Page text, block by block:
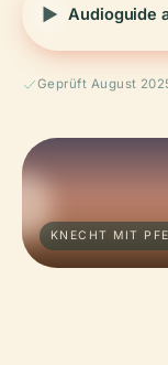
Audioguide
Geprüft August
KNECHT MIT